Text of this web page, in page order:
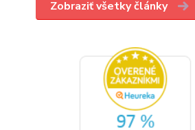
Zobraziť všetky články